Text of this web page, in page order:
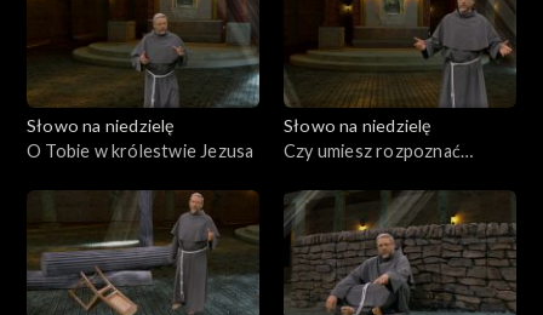
Słowo na niedzielę
O Tobie w królestwie Jezusa
Słowo na niedzielę
Czy umiesz rozpoznać